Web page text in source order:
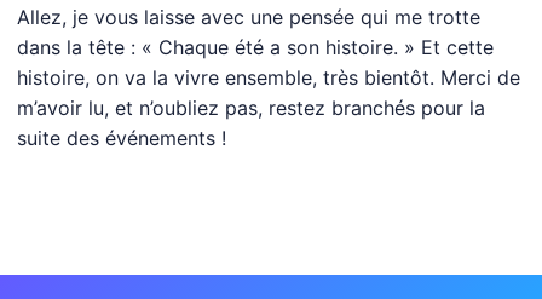
Allez, je vous laisse avec une pensée qui me trotte
dans la tête : « Chaque été a son histoire. » Et cette
histoire, on va la vivre ensemble, très bientôt. Merci de
m’avoir lu, et n’oubliez pas, restez branchés pour la
suite des événements !